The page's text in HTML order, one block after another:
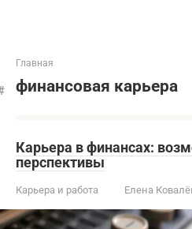
Главная
финансовая карьера
Карьера в финансах:
перспективы
Карьера и работа Елена